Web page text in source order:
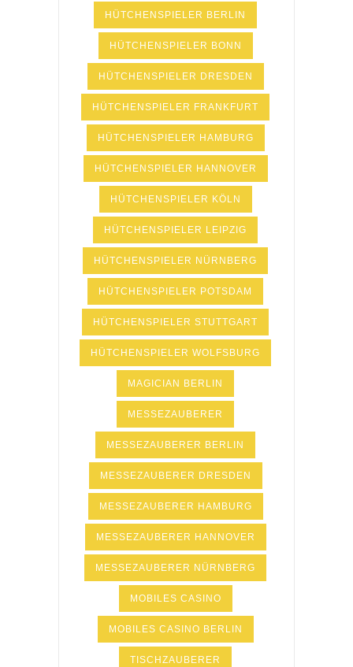
HÜTCHENSPIELER BERLIN
HÜTCHENSPIELER BONN
HÜTCHENSPIELER DRESDEN
HÜTCHENSPIELER FRANKFURT
HÜTCHENSPIELER HAMBURG
HÜTCHENSPIELER HANNOVER
HÜTCHENSPIELER KÖLN
HÜTCHENSPIELER LEIPZIG
HÜTCHENSPIELER NÜRNBERG
HÜTCHENSPIELER POTSDAM
HÜTCHENSPIELER STUTTGART
HÜTCHENSPIELER WOLFSBURG
MAGICIAN BERLIN
MESSEZAUBERER
MESSEZAUBERER BERLIN
MESSEZAUBERER DRESDEN
MESSEZAUBERER HAMBURG
MESSEZAUBERER HANNOVER
MESSEZAUBERER NÜRNBERG
MOBILES CASINO
MOBILES CASINO BERLIN
TISCHZAUBERER